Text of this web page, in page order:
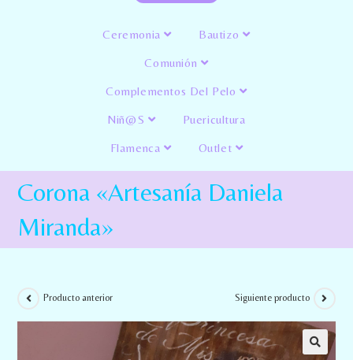
Ceremonia Bautizo
Comunión
Complementos Del Pelo
Niñ@s Puericultura
Flamenca Outlet
Corona «Artesanía Daniela
Miranda»
Producto anterior Siguiente producto